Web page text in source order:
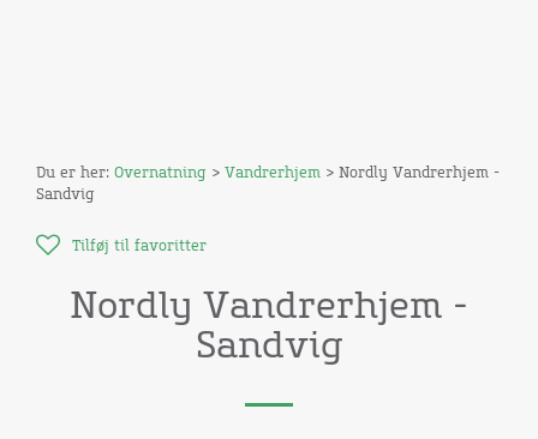
Du er her: Overnatning > Vandrerhjem > Nordly Vandrerhjem -
Sandvig
Tilføj til favoritter
Nordly Vandrerhjem -
Sandvig